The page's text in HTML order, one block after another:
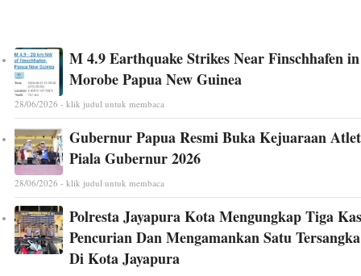
M 4.9 Earthquake Strikes Near Finschhafen in
Morobe Papua New Guinea
28/06/2026 - klik judul untuk membaca
Gubernur Papua Resmi Buka Kejuaraan
Piala Gubernur 2026
28/06/2026 - klik judul untuk membaca
Polresta Jayapura Kota Mengungkap Tiga
Pencurian Dan Mengamankan Satu Tersangka
Di Kota Jayapura